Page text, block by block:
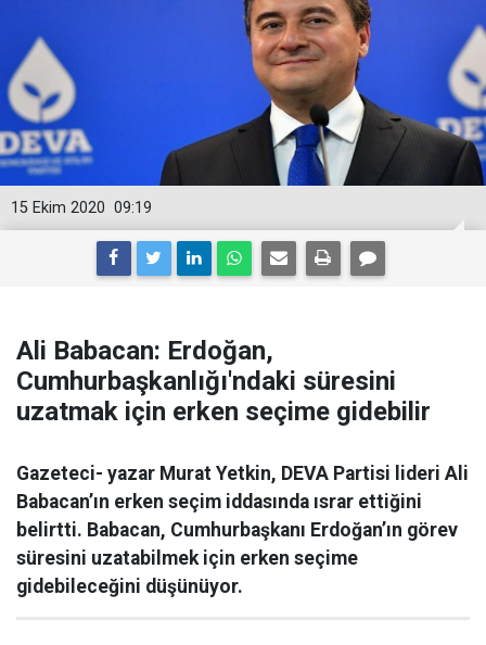
09:19
15 Ekim 2020
Ali Babacan: Erdoğan,
Cumhurbaşkanlığı'ndaki süresini
uzatmak için erken seçime gidebilir
Gazeteci- yazar Murat Yetkin, DEVA Partisi lideri Ali
Babacan’ın erken seçim iddasında ısrar ettiğini
belirtti. Babacan, Cumhurbaşkanı Erdoğan’ın görev
süresini uzatabilmek için erken seçime
gidebileceğini düşünüyor.